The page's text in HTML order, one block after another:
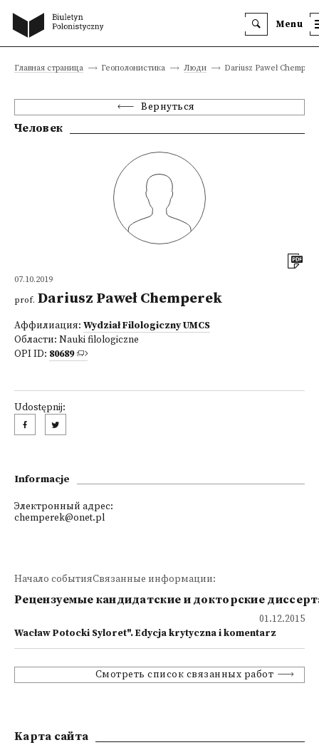
Menu
Главная страница Геополонистика Люди Dariusz Paweł
Вернуться
Человек
07.10.2019
prof. Dariusz Paweł Chemperek
Аффилиация: Wydział Filologiczny UMCS
Области: Nauki filologiczne
OPI ID: 80689
Udostępnij:
Informacje
Электронный адрес:
chemperek@onet.pl
Начало событияСвязанные информации:
Рецензуемые кандидатские и докторские
01.12.2015
Wacław Potocki Syloret". Edycja krytyczna i komentarz
Смотреть список связанных работ
Kарта сайта